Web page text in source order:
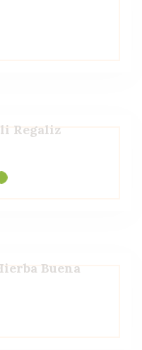
Regaliz
Buena